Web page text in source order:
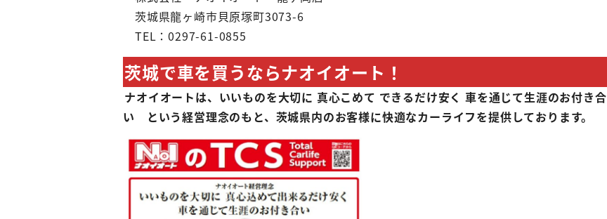
茨城県龍ヶ崎市貝原塚町3073-6
TEL：0297-61-0855
茨城で車を買うならナオイオート！
ナオイオートは、いいものを大切に 真心こめて できるだけ安く 車を通じて生涯のお付き合
い という経営理念のもと、茨城県内のお客様に快適なカーライフを提供しております。